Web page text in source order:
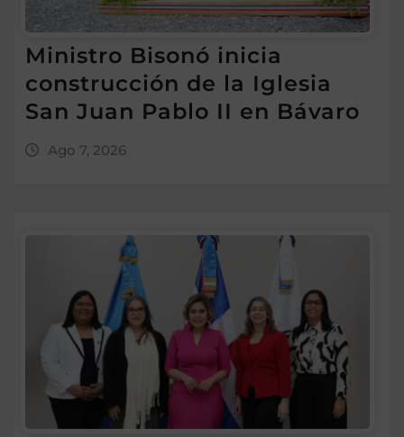
Ministro Bisonó inicia
construcción de la Iglesia
San Juan Pablo II en Bávaro
Ago 7, 2026